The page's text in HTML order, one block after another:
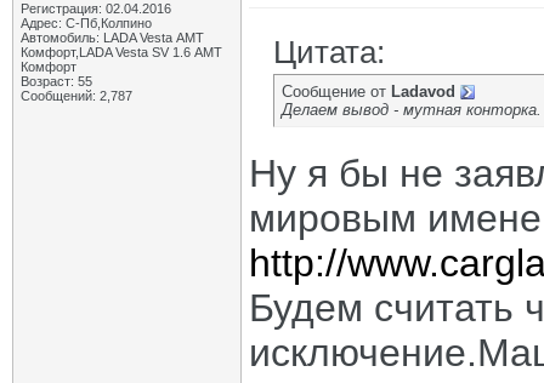
Регистрация: 02.04.2016
Адрес: С-Пб,Колпино
Автомобиль: LADA Vesta АМТ
Комфорт,LADA Vesta SV 1.6 АМТ
Комфорт
Возраст: 55
Сообщений: 2,787
Цитата:
Сообщение от Ladavod
Делаем вывод - мутная
Ну я бы не
мировым
http://
Будем считать